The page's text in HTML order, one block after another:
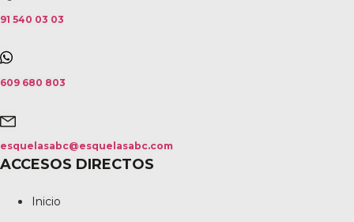
91 540 03 03
609 680 803
esquelasabc@esquelasabc.com
ACCESOS DIRECTOS
Inicio